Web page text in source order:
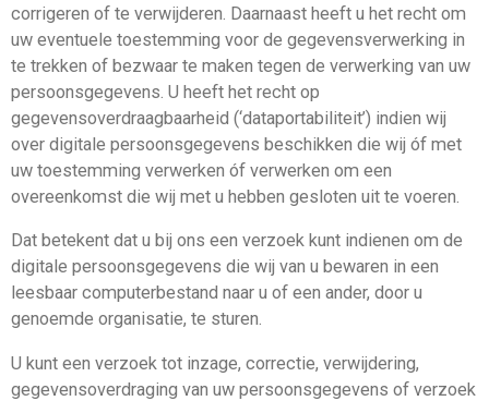
corrigeren of te verwijderen. Daarnaast heeft u het recht om
uw eventuele toestemming voor de gegevensverwerking in
te trekken of bezwaar te maken tegen de verwerking van uw
persoonsgegevens. U heeft het recht op
gegevensoverdraagbaarheid (‘dataportabiliteit’) indien wij
over digitale persoonsgegevens beschikken die wij óf met
uw toestemming verwerken óf verwerken om een
overeenkomst die wij met u hebben gesloten uit te voeren.
Dat betekent dat u bij ons een verzoek kunt indienen om de
digitale persoonsgegevens die wij van u bewaren in een
leesbaar computerbestand naar u of een ander, door u
genoemde organisatie, te sturen.
U kunt een verzoek tot inzage, correctie, verwijdering,
gegevensoverdraging van uw persoonsgegevens of verzoek